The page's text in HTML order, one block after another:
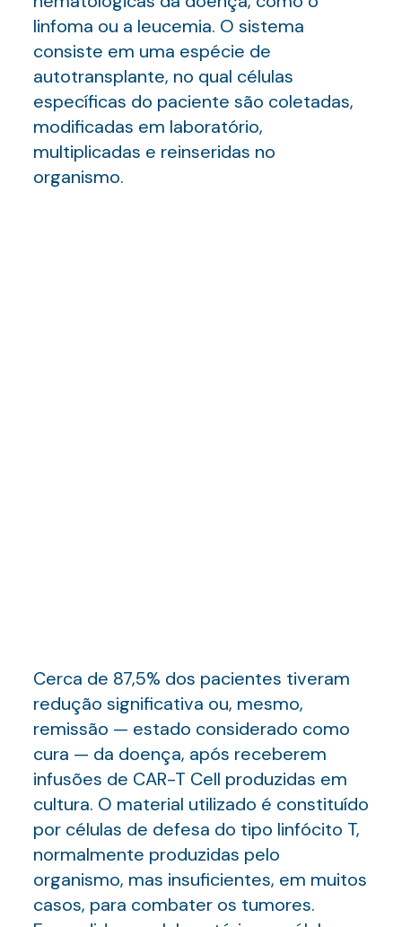
linfoma ou a leucemia. O sistema
consiste em uma espécie de
autotransplante, no qual células
específicas do paciente são coletadas,
modificadas em laboratório,
multiplicadas e reinseridas no
organismo.
Cerca de 87,5% dos pacientes tiveram
redução significativa ou, mesmo,
remissão — estado considerado como
cura — da doença, após receberem
infusões de CAR-T Cell produzidas em
cultura. O material utilizado é constituído
por células de defesa do tipo linfócito T,
normalmente produzidas pelo
organismo, mas insuficientes, em muitos
casos, para combater os tumores.